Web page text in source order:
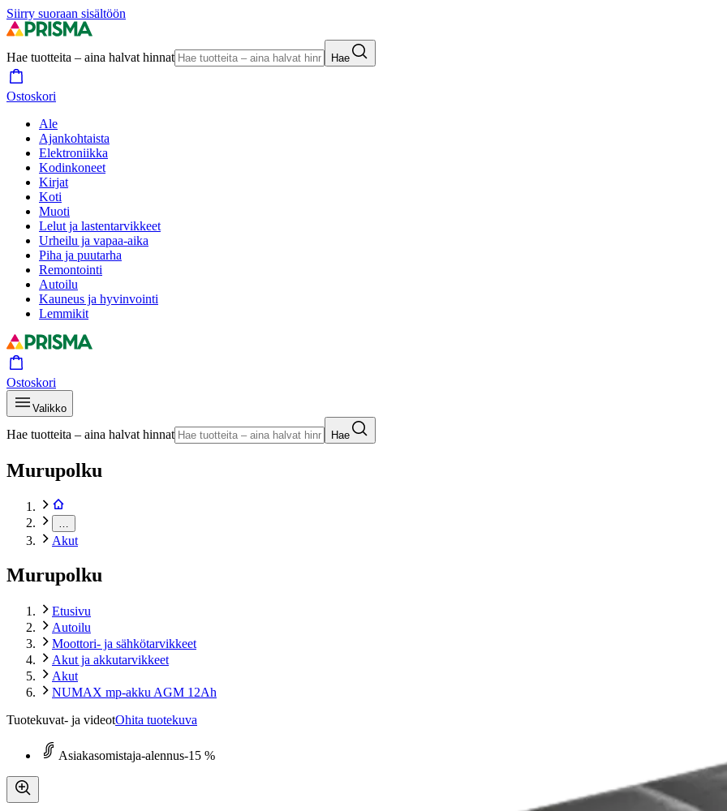
Siirry suoraan sisältöön
Hae tuotteita – aina halvat hinnat Hae
Ostoskori
Ale
Ajankohtaista
Elektroniikka
Kodinkoneet
Kirjat
Koti
Muoti
Lelut ja lastentarvikkeet
Urheilu ja vapaa-aika
Piha ja puutarha
Remontointi
Autoilu
Kauneus ja hyvinvointi
Lemmikit
Ostoskori
Valikko
Hae tuotteita – aina halvat hinnat Hae
Murupolku
Akut
Murupolku
Etusivu
Autoilu
Moottori- ja sähkötarvikkeet
Akut ja akkutarvikkeet
Akut
NUMAX mp-akku AGM 12Ah
Tuotekuvat- ja videotOhita tuotekuva
Asiakasomistaja-alennus-15 %